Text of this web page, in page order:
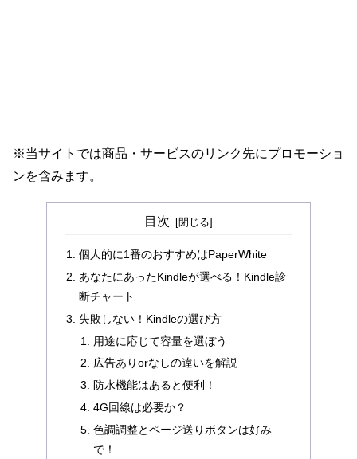
※当サイトでは商品・サービスのリンク先にプロモーショ
ンを含みます。
目次
個人的に1番のおすすめはPaperWhite
あなたにあったKindleが選べる！Kindle診
断チャート
失敗しない！Kindleの選び方
用途に応じて容量を選ぼう
広告ありorなしの違いを解説
防水機能はあると便利！
4G回線は必要か？
色調調整とページ送りボタンは好み
で！